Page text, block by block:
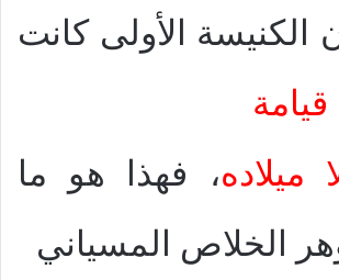
الكنيسة الأولى كانت
ميلاده، فهذا هو ما
الخلاص المسياني